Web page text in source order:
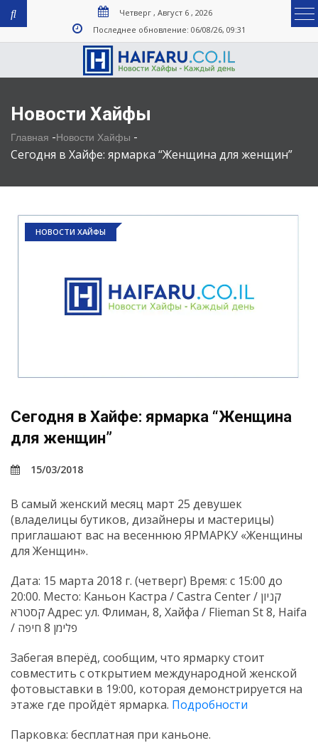
Четверг , Август 6 , 2026
Последнее обновление: 06/08/26, 09:31
Новости Хайфы
Главная -Новости Хайфы -
Сегодня в Хайфе: ярмарка “Женщина для женщин”
НОВОСТИ ХАЙФЫ
Сегодня в Хайфе: ярмарка “Женщина
для женщин”
15/03/2018
В самый женский месяц март 25 девушек
(владелицы бутиков, дизайнеры и мастерицы)
приглашают вас на весеннюю ЯРМАРКУ «Женщины
для Женщин».
Дата: 15 марта 2018 г. (четверг) Время: с 15:00 до
20:00. Место: Каньон Кастра / Castra Center / קניון
קסטרא Адрес: ул. Флиман, 8, Хайфа / Flieman St 8, Haifa
/ פלימן 8 חיפה
Забегая вперёд, сообщим, что ярмарку стоит
совместить с открытием международной женской
фотовыставки в 19:00, которая демонстрируется на
этаже где пройдёт ярмарка. Подробности
Парковка: бесплатная при каньоне.